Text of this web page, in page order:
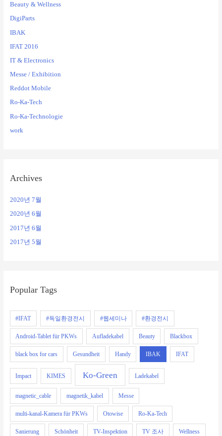
Beauty & Wellness
DigiParts
IBAK
IFAT 2016
IT & Electronics
Messe / Exhibition
Reddot Mobile
Ro-Ka-Tech
Ro-Ka-Technologie
work
Archives
2020년 7월
2020년 6월
2017년 6월
2017년 5월
Popular Tags
#IFAT #독일환경전시 #웹세미나 #환경전시
Android-Tablet für PKWs Aufladekabel Beauty Blackbox
black box for cars Gesundheit Handy IBAK IFAT
Impact KIMES Ko-Green Ladekabel
magnetic_cable magnetik_kabel Messe
multi-kanal-Kamera für PKWs Otowise Ro-Ka-Tech
Sanierung Schönheit TV-Inspektion TV 조사 Wellness